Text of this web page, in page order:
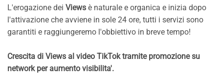
L'erogazione dei Views è naturale e organica e inizia dopo
l'attivazione che avviene in sole 24 ore, tutti i servizi sono
garantiti e raggiungeremo l'obbiettivo in breve tempo!
Crescita di Views al video TikTok tramite promozione su
network per aumento visibilita'.